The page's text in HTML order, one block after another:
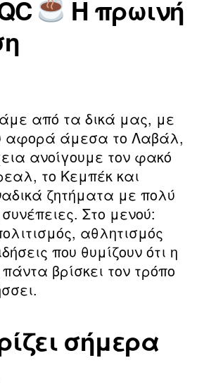
Συντάκτης
άρθρου
η
Ημ.
δημοσίευσης
υ
Η πρωινή
από τα δικά μας, με
αφορά άμεσα το Λαβάλ,
ανοίγουμε τον φακό
το Κεμπέκ και
ζητήματα με πολύ
Στο μενού:
αθλητισμός
που θυμίζουν ότι η
βρίσκει τον τρόπο
σήμερα